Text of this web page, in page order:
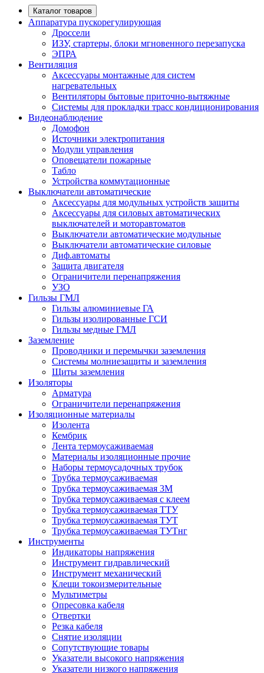
Каталог товаров
Аппаратура пускорегулирующая
Дроссели
ИЗУ, стартеры, блоки мгновенного перезапуска
ЭПРА
Вентиляция
Аксессуары монтажные для систем
нагревательных
Вентиляторы бытовые приточно-вытяжные
Системы для прокладки трасс кондиционирования
Видеонаблюдение
Домофон
Источники электропитания
Модули управления
Оповещатели пожарные
Табло
Устройства коммутационные
Выключатели автоматические
Аксессуары для модульных устройств защиты
Аксессуары для силовых автоматических
выключателей и моторавтоматов
Выключатели автоматические модульные
Выключатели автоматические силовые
Диф.автоматы
Защита двигателя
Ограничители перенапряжения
УЗО
Гильзы ГМЛ
Гильзы алюминиевые ГА
Гильзы изолированные ГСИ
Гильзы медные ГМЛ
Заземление
Проводники и перемычки заземления
Системы молниезащиты и заземления
Щиты заземления
Изоляторы
Арматура
Ограничители перенапряжения
Изоляционные материалы
Изолента
Кембрик
Лента термоусаживаемая
Материалы изоляционные прочие
Наборы термоусадочных трубок
Трубка термоусаживаемая
Трубка термоусаживаемая 3М
Трубка термоусаживаемая с клеем
Трубка термоусаживаемая ТТУ
Трубка термоусаживаемая ТУТ
Трубка термоусаживаемая ТУТнг
Инструменты
Индикаторы напряжения
Инструмент гидравлический
Инструмент механический
Клещи токоизмерительные
Мультиметры
Опресовка кабеля
Отвертки
Резка кабеля
Снятие изоляции
Сопутствующие товары
Указатели высокого напряжения
Указатели низкого напряжения